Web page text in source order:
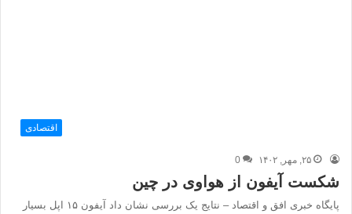
اقتصادی
۲۵, مهر, ۱۴۰۲ 0
شکست آیفون از هواوی در چین
پایگاه خبری افق و اقتصاد – نتایج یک بررسی نشان داد آیفون ۱۵ اپل بسیار